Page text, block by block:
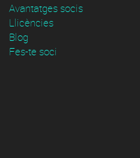
Avantatges socis
Llicències
Blog
Fes-te soci